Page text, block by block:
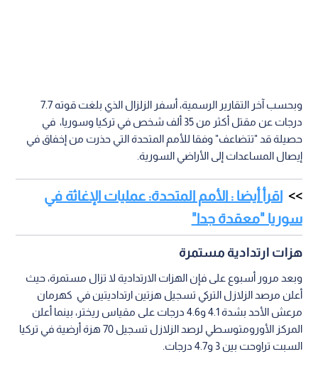
وبحسب آخر التقارير الرسمية، أسفر الزلزال الذي بلغت قوته 7.7
درجات عن مقتل أكثر من 35 ألف شخص في تركيا وسوريا، في
حصيلة قد "تتضاعف" وفقا للأمم المتحدة التي حذرت من إخفاق في
إيصال المساعدات إلى الأراضي السورية.
اقرأ أيضا : الأمم المتحدة: عمليات الإغاثة في
سوريا "معقدة جدا"
هزات ارتدادية مستمرة
وبعد مرور أسبوع على فإن الهزات الارتدادية لا تزال مستمرة، حيث
أعلن مرصد الزلازل التركي تسجيل هزتين ارتداديتين في كهرمان
مرعش الأحد بشدة 4.1 و4.6 درجات على مقياس ريختر، بينما أعلن
المركز الأورومتوسطي لرصد الزلازل تسجيل 70 هزة أرضية في تركيا
السبت تراوحت بين 3 و4.7 درجات.